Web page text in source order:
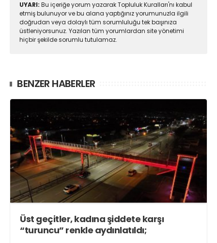
UYARI: Bu içeriğe yorum yazarak Topluluk Kuralları'nı kabul
etmiş bulunuyor ve bu alana yaptığınız yorumunuzla ilgili
doğrudan veya dolaylı tüm sorumluluğu tek başınıza
üstleniyorsunuz. Yazılan tüm yorumlardan site yönetimi
hiçbir şekilde sorumlu tutulamaz.
BENZER HABERLER
Üst geçitler, kadına şiddete karşı
“turuncu” renkle aydınlatıldı;